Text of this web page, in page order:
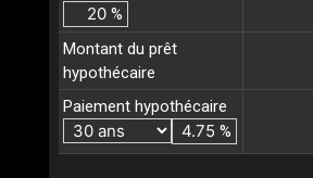
%
Montant du prêt
hypothécaire
Paiement hypothécaire
%